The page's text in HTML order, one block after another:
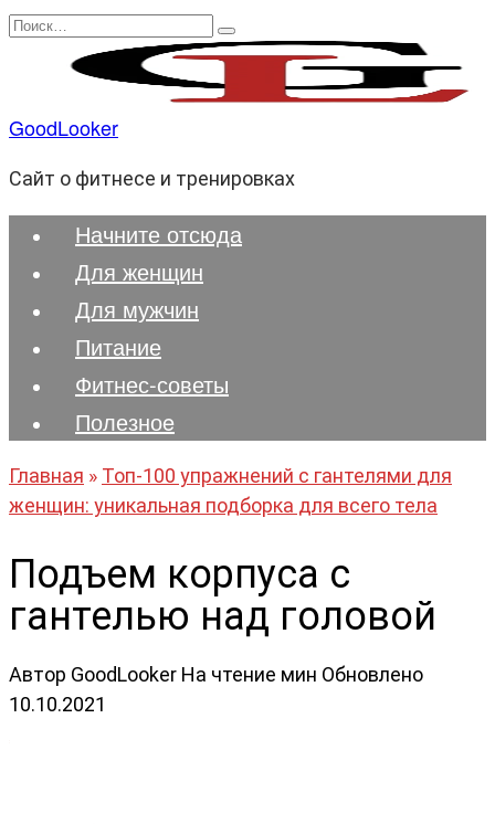
Перейти
содержанию
Search
GoodLooker
Сайт о фитнесе и тренировках
Начните отсюда
Для женщин
Для мужчин
Питание
Фитнес-советы
Полезноe
Главная » Топ-100 упражнений с гантелями для
женщин: уникальная подборка для всего тела
Подъем корпуса с
гантелью над головой
Автор GoodLooker На чтение мин Обновлено
10.10.2021